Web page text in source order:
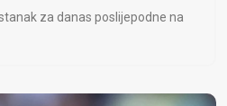
za danas poslijepodne na